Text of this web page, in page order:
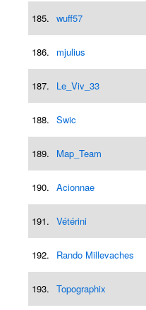
185. wuff57
186. mjulius
187. Le_Viv_33
188. Swic
189. Map_Team
190. Acionnae
191. Vétérini
192. Rando Millevaches
193. Topographix